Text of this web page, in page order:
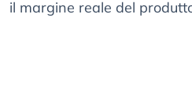
il margine reale del